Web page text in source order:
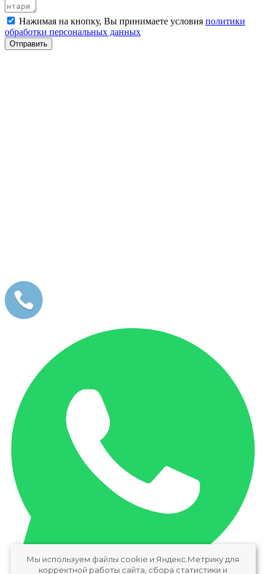
Нажимая на кнопку, Вы принимаете условия политики
обработки персональных данных
Отправить
Мы используем файлы cookie и Яндекс.Метрику для
корректной работы сайта, сбора статистики и